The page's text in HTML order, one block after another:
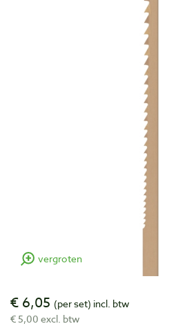
vergroten
€ 6,05 (per set) incl. btw
€ 5,00 excl. btw